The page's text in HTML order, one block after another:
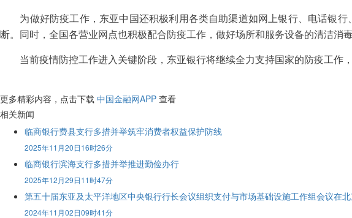
为做好防疫工作，东亚中国还积极利用各类自助渠道如网上银行、电话银行
断。同时，全国各营业网点也积极配合防疫工作，做好场所和服务设备的清洁消
当前疫情防控工作进入关键阶段，东亚银行将继续全力支持国家的防疫工作
更多精彩内容，点击下载 中国金融网APP 查看
相关新闻
临商银行费县支行多措并举筑牢消费者权益保护防线
2025年11月20日16时26分
临商银行滨海支行多措并举推进勤俭办行
2025年12月29日11时47分
第五十届东亚及太平洋地区中央银行行长会议组织支付与市场基础设施工作组会议在
2024年11月02日09时41分